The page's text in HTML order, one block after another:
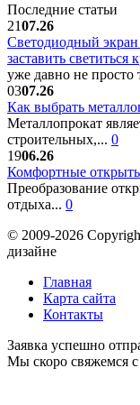
Последние статьи
2107.26
Светодиодный экран
заставить светиться
уже давно не просто
0307.26
Как выбрать
Металлопрокат
строительных,... 0
1906.26
Комфортные
Преобразование
отдыха... 0
© 2009-2026
дизайне
Главная
Карта сайта
Контакты
Заявка успешно
Мы скоро свяжемся